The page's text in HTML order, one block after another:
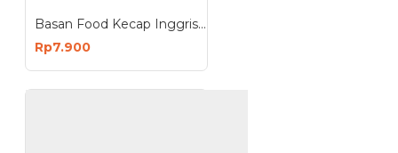
Basan Food Kecap Inggris Botol Kecil 135ml
Rp7.900